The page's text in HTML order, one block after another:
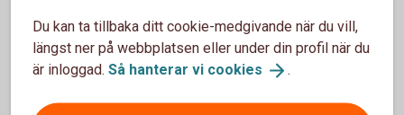
Du kan ta tillbaka ditt cookie-medgivande när du vill,
längst ner på webbplatsen eller under din profil när du
är inloggad. Så hanterar vi cookies .